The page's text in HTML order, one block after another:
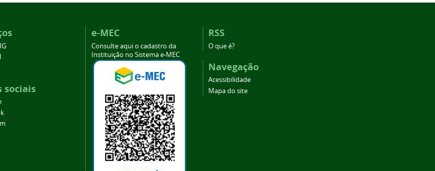
sociais
e-MEC
Consulte aqui o cadastro da
Instituição no Sistema e-MEC
RSS
O que é?
Navegação
Acessibilidade
Mapa do site